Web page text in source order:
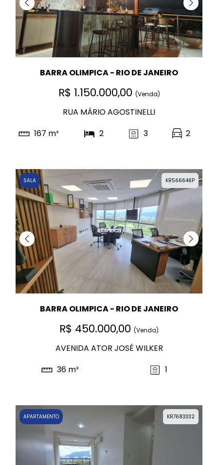
BARRA OLIMPICA - RIO DE JANEIRO
R$ 1.150.000,00 (Venda)
RUA MÁRIO AGOSTINELLI
167 m²
2 3 2
KR566646P
SALA
BARRA OLIMPICA - RIO DE JANEIRO
R$ 450.000,00 (Venda)
AVENIDA ATOR JOSÉ WILKER
36 m²
1
KR7683332
APARTAMENTO